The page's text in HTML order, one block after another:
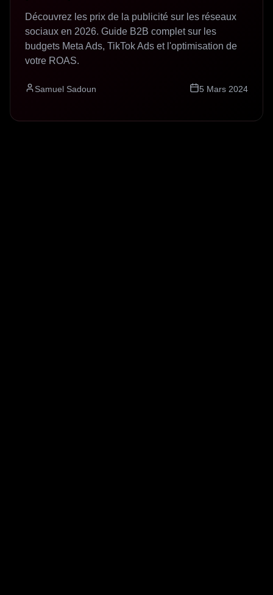
Découvrez les prix de la publicité sur les réseaux
sociaux en 2026. Guide B2B complet sur les
budgets Meta Ads, TikTok Ads et l'optimisation de
votre ROAS.
Samuel Sadoun 5 Mars 2024